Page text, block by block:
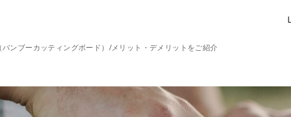
バンブーカッティングボード）/メリット・デメリットをご紹介